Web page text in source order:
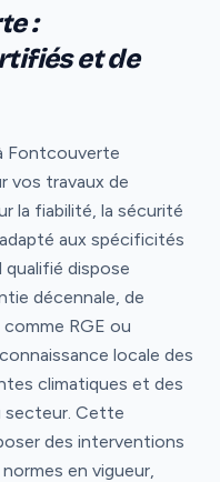
:
et de
Fontcouverte
vos travaux de
la fiabilité, la sécurité
aux spécificités
dispose
décennale, de
RGE ou
locale des
climatiques et des
secteur. Cette
des interventions
en vigueur,